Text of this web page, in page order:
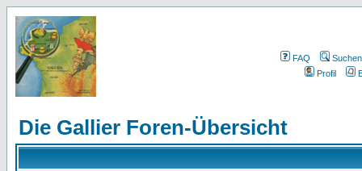
FAQ
Suchen
Profil
Die Gallier Foren-Übersicht